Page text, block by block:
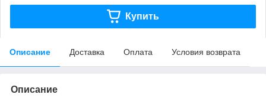
Купить
Описание Доставка Оплата Условия возврата
Описание